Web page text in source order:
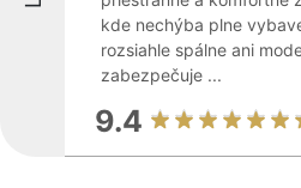
kde nechýba plne
rozsiahle spálne ani
zabezpečuje ...
9.4